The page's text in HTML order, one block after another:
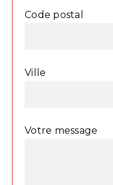
Code postal
Ville
Votre message